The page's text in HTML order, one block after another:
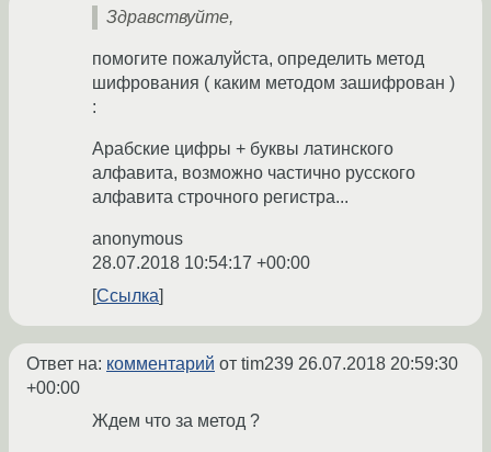
Здравствуйте,
помогите пожалуйста, определить метод
шифрования ( каким методом зашифрован )
:
Арабские цифры + буквы латинского
алфавита, возможно частично русского
алфавита строчного регистра...
anonymous
28.07.2018 10:54:17 +00:00
Ссылка
Ответ на: комментарий от tim239 26.07.2018 20:59:30
+00:00
Ждем что за метод ?